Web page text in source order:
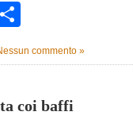
WhatsApp
commento »
coi baffi